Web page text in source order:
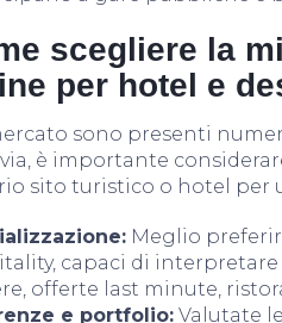
scegliere la
per hotel e
sono presenti
è importante
sito turistico o hotel per
Meglio
capaci di
offerte last minute,
e portfolio: Valutate